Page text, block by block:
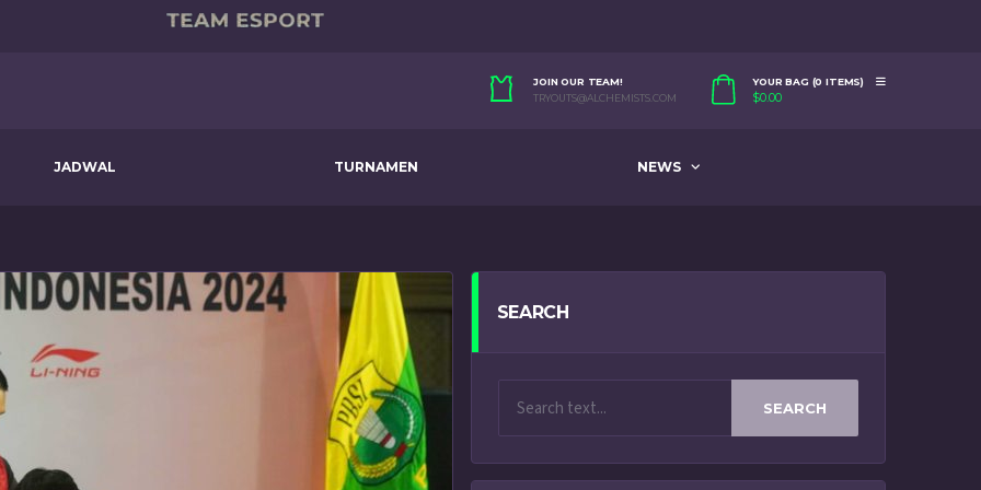
JOIN OUR TEAM!
TRYOUTS@ALCHEMISTS.COM
YOUR BAG (0 ITEMS)
$0.00
JADWAL TURNAMEN NEWS
SEARCH
SEARCH